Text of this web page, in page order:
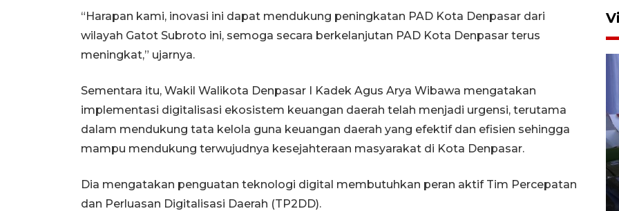
“Harapan kami, inovasi ini dapat mendukung peningkatan PAD Kota Denpasar dari
wilayah Gatot Subroto ini, semoga secara berkelanjutan PAD Kota Denpasar terus
meningkat,” ujarnya.
Sementara itu, Wakil Walikota Denpasar I Kadek Agus Arya Wibawa mengatakan
implementasi digitalisasi ekosistem keuangan daerah telah menjadi urgensi, terutama
dalam mendukung tata kelola guna keuangan daerah yang efektif dan efisien sehingga
mampu mendukung terwujudnya kesejahteraan masyarakat di Kota Denpasar.
Dia mengatakan penguatan teknologi digital membutuhkan peran aktif Tim Percepatan
dan Perluasan Digitalisasi Daerah (TP2DD).
Polisi tetapkan lima tersangka
Tabanan